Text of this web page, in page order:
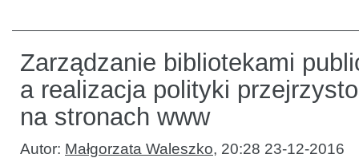
Zarządzanie bibliotekami
a realizacja polityki
na stronach www
Autor: Małgorzata Waleszko, 20:28 23-12-2016